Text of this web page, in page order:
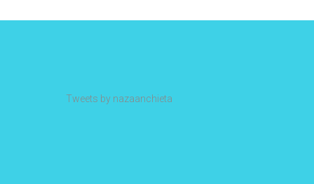
Tweets by nazaanchieta